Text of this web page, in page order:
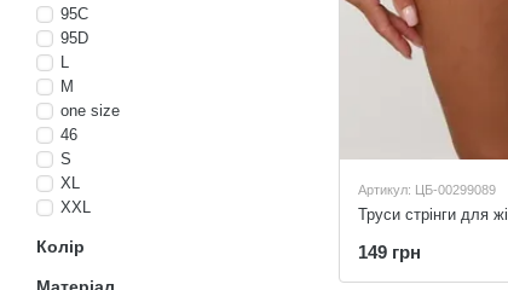
Артикул: ЦБ-00299089
Труси стрінги для
149 грн
95C
95D
L
M
one size
46
S
XL
XXL
Колір